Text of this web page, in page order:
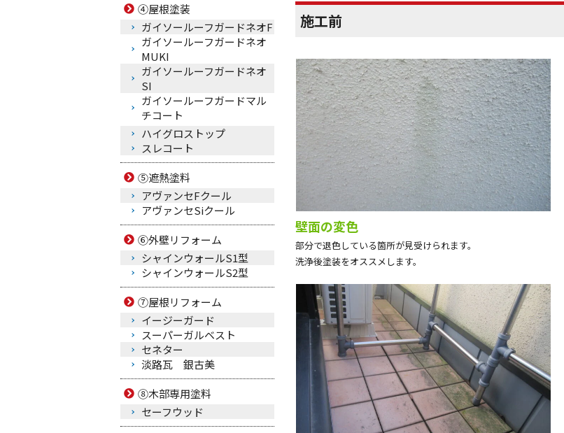
施工前
壁面の変色
部分で退色している箇所が見受けられます。
洗浄後塗装をオススメします。
④屋根塗装
ガイソールーフガードネオF
ガイソールーフガードネオ
MUKI
ガイソールーフガードネオ
SI
ガイソールーフガードマル
チコート
ハイグロストップ
スレコート
⑤遮熱塗料
アヴァンセFクール
アヴァンセSiクール
⑥外壁リフォーム
シャインウォールS1型
シャインウォールS2型
⑦屋根リフォーム
イージーガード
スーパーガルベスト
セネター
淡路瓦 銀古美
⑧木部専用塗料
セーフウッド